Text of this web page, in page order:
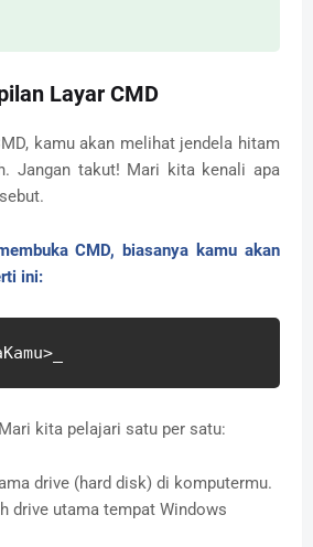
Layar CMD
kamu akan melihat jendela hitam
Jangan takut! Mari kita kenali apa
CMD, biasanya kamu akan
ini:
kita pelajari satu per satu:
drive (hard disk) di komputermu.
drive utama tempat Windows